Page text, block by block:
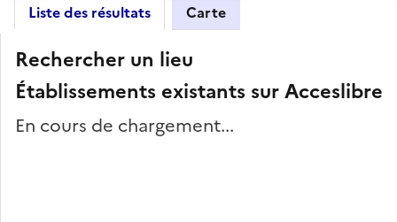
Liste des résultats Carte
Rechercher un lieu
Établissements existants sur Acceslibre
En cours de chargement...